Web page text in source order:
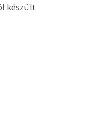
készült